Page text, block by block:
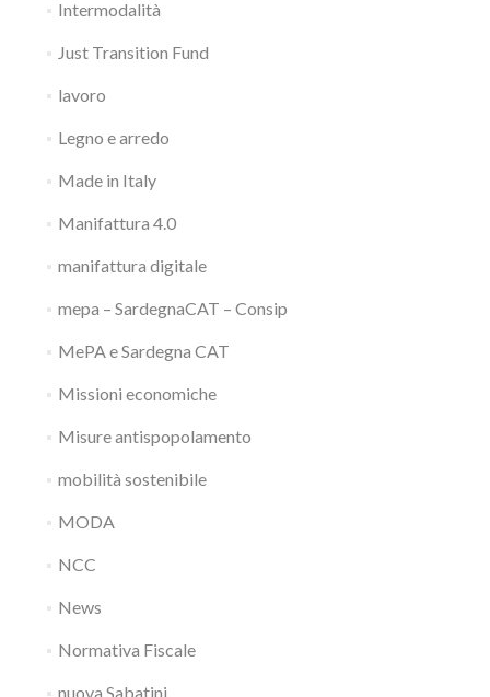
Intermodalità
Just Transition Fund
lavoro
Legno e arredo
Made in Italy
Manifattura 4.0
manifattura digitale
mepa – SardegnaCAT – Consip
MePA e Sardegna CAT
Missioni economiche
Misure antispopolamento
mobilità sostenibile
MODA
NCC
News
Normativa Fiscale
nuova Sabatini